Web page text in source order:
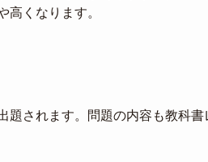
高くなります。
題されます。問題の内容も教科書